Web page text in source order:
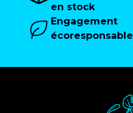
en stock
Engagement
écoresponsable